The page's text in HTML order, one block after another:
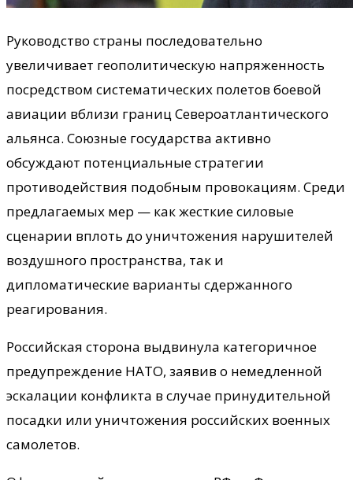
Руководство страны последовательно
увеличивает геополитическую напряженность
посредством систематических полетов боевой
авиации вблизи границ Североатлантического
альянса. Союзные государства активно
обсуждают потенциальные стратегии
противодействия подобным провокациям. Среди
предлагаемых мер — как жесткие силовые
сценарии вплоть до уничтожения нарушителей
воздушного пространства, так и
дипломатические варианты сдержанного
реагирования.
Российская сторона выдвинула категоричное
предупреждение НАТО, заявив о немедленной
эскалации конфликта в случае принудительной
посадки или уничтожения российских военных
самолетов.